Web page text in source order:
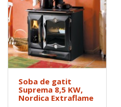
Soba de gatit
Suprema 8,5 KW,
Nordica Extraflame